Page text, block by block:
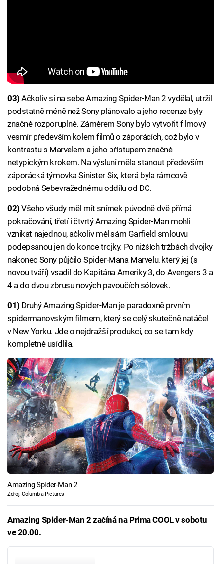
03)Ačkoliv si na sebe Amazing Spider-Man 2 vydělal, utržil
podstatně méně než Sony plánovalo a jeho recenze byly
značně rozporuplné. Záměrem Sony bylo vytvořit filmový
vesmír především kolem filmů o záporácích, což bylo v
kontrastu s Marvelem a jeho přístupem značně
netypickým krokem. Na výsluní měla stanout především
záporácká týmovka Sinister Six, která byla rámcově
podobná Sebevražednému oddílu od DC.
02)Všeho všudy měl mít snímek původně dvě přímá
pokračování, třetí i čtvrtý Amazing Spider-Man mohli
vznikat najednou, ačkoliv měl sám Garfield smlouvu
podepsanou jen do konce trojky. Po nižších tržbách dvojky
nakonec Sony půjčilo Spider-Mana Marvelu, který jej (s
novou tváří) vsadil do Kapitána Ameriky 3, do Avengers 3 a
4 a do dvou zbrusu nových pavoučích sólovek.
01) Druhý Amazing Spider-Man je paradoxně prvním
spidermanovským filmem, který se celý skutečně natáčel
v New Yorku. Jde o nejdražší produkci, co se tam kdy
kompletně usídlila.
Amazing Spider-Man 2
Zdroj: Columbia Pictures
Amazing Spider-Man 2 začíná na Prima COOL v sobotu
ve 20.00.